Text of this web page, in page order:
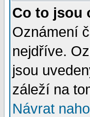
Co to jsou
Oznámení
nejdříve.
jsou
záleží na
Návrat